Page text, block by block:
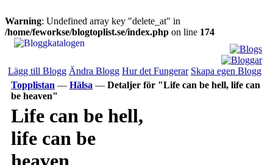
Warning: Undefined array key "delete_at" in
/home/feworkse/blogtoplist.se/index.php on line 174
Lägg till Blogg Ändra Blogg Hur det Fungerar Skapa egen Blogg
Topplistan — Hälsa — Detaljer för "Life can be hell, life can
be heaven"
Life can be hell,
life can be